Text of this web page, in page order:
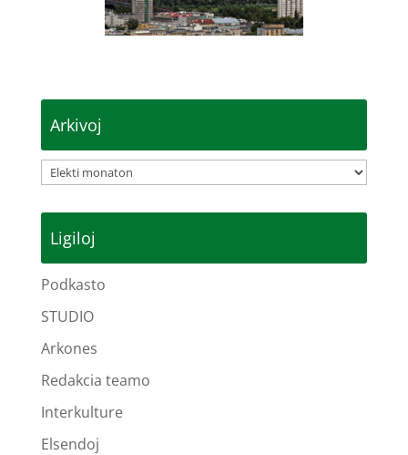
Arkivoj
Arkivoj
Ligiloj
Podkasto
STUDIO
Arkones
Redakcia teamo
Interkulture
Elsendoj